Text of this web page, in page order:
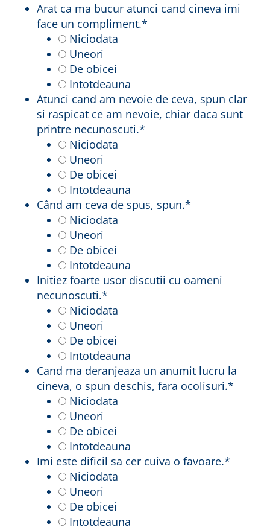
Arat ca ma bucur atunci cand cineva imi
face un compliment.*
Niciodata
Uneori
De obicei
Intotdeauna
Atunci cand am nevoie de ceva, spun clar
si raspicat ce am nevoie, chiar daca sunt
printre necunoscuti.*
Niciodata
Uneori
De obicei
Intotdeauna
Când am ceva de spus, spun.*
Niciodata
Uneori
De obicei
Intotdeauna
Initiez foarte usor discutii cu oameni
necunoscuti.*
Niciodata
Uneori
De obicei
Intotdeauna
Cand ma deranjeaza un anumit lucru la
cineva, o spun deschis, fara ocolisuri.*
Niciodata
Uneori
De obicei
Intotdeauna
Imi este dificil sa cer cuiva o favoare.*
Niciodata
Uneori
De obicei
Intotdeauna